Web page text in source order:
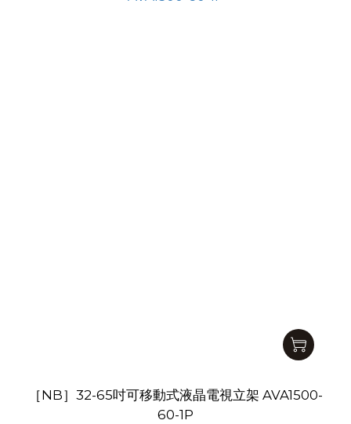
［NB］32-65吋可移動式液晶電視立架 AVA1500-
60-1P